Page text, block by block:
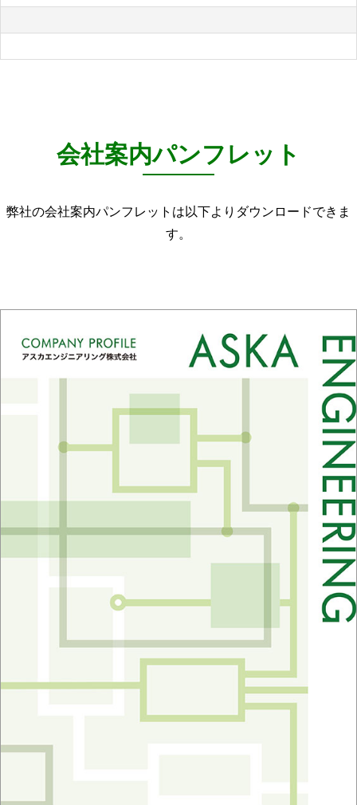
会社案内パンフレット
弊社の会社案内パンフレットは以下よりダウンロードできま
す。